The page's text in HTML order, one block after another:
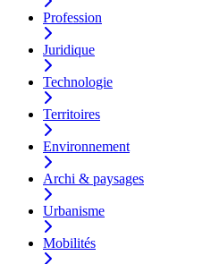
Profession
Juridique
Technologie
Territoires
Environnement
Archi & paysages
Urbanisme
Mobilités